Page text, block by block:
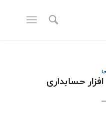
حسابداری